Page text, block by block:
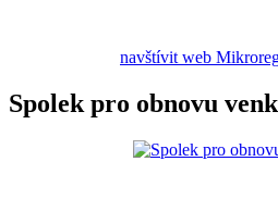
navštívit web
Spolek pro obnovu